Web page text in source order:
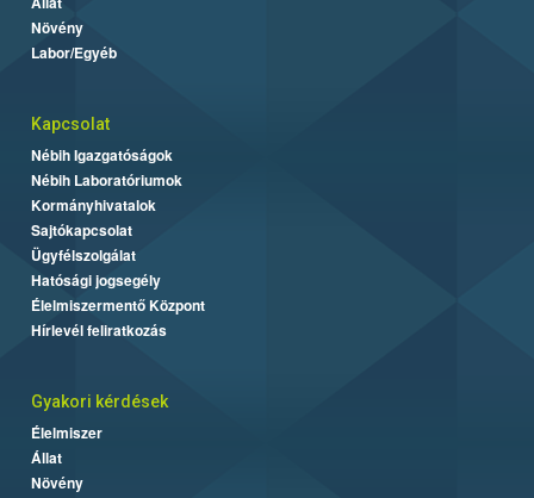
Növény
Labor/Egyéb
Kapcsolat
Nébih Igazgatóságok
Nébih Laboratóriumok
Kormányhivatalok
Sajtókapcsolat
Ügyfélszolgálat
Hatósági jogsegély
Élelmiszermentő Központ
Hírlevél feliratkozás
Gyakori kérdések
Élelmiszer
Állat
Növény